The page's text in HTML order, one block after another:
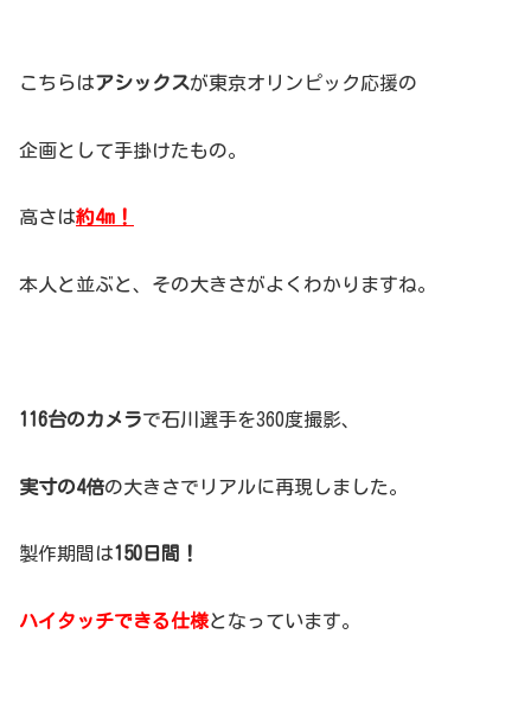
こちらはアシックスが東京オリンピック応援の
企画として手掛けたもの。
高さは約4m！
本人と並ぶと、その大きさがよくわかりますね。
116台のカメラで石川選手を360度撮影、
実寸の4倍の大きさでリアルに再現しました。
製作期間は150日間！
ハイタッチできる仕様となっています。